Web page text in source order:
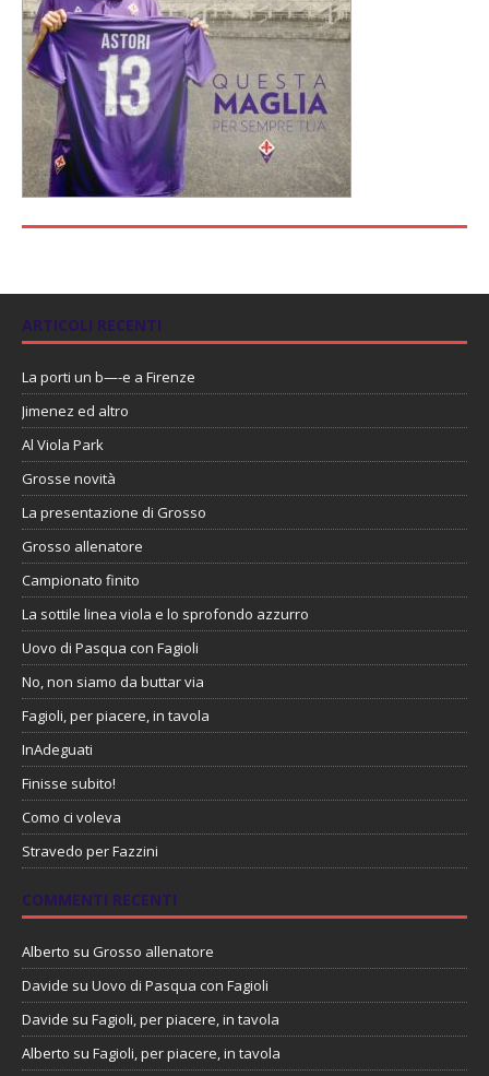
ARTICOLI RECENTI
La porti un b—-e a Firenze
Jimenez ed altro
Al Viola Park
Grosse novità
La presentazione di Grosso
Grosso allenatore
Campionato finito
La sottile linea viola e lo sprofondo azzurro
Uovo di Pasqua con Fagioli
No, non siamo da buttar via
Fagioli, per piacere, in tavola
InAdeguati
Finisse subito!
Como ci voleva
Stravedo per Fazzini
COMMENTI RECENTI
Alberto su Grosso allenatore
Davide su Uovo di Pasqua con Fagioli
Davide su Fagioli, per piacere, in tavola
Alberto su Fagioli, per piacere, in tavola